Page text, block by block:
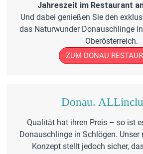
Jahreszeit im Restaurant
Und dabei genießen Sie den
das Naturwunder Donauschlinge
Oberösterreich.
ZUM DONAU
Donau.
Qualität hat ihren Preis – so ist
Donauschlinge in Schlögen. Unser
Konzept stellt jedoch sicher,